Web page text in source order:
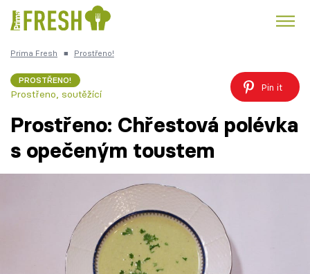
Česká kuchyně
Prima Fresh ■ Prostřeno!
PROSTŘENO!
Prostřeno, soutěžící
Pin it
Prostřeno: Chřestová polévka
s opečeným toustem